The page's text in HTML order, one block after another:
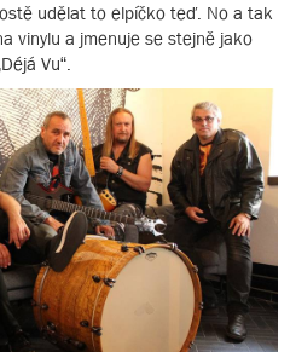
udělat to elpíčko teď. No a tak
vinylu a jmenuje se stejně jako
Vu“.